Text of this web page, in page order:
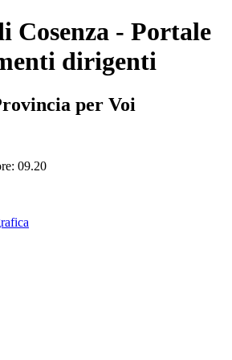
Cosenza - Portale
dirigenti
per Voi
09.20